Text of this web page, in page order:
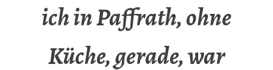
ich in Paffrath, ohne
Küche, gerade, war